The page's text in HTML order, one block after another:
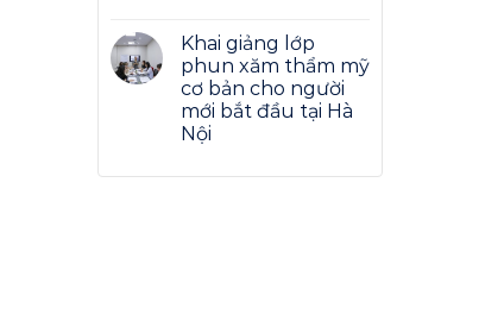
Khai giảng lớp
phun xăm thẩm mỹ
cơ bản cho người
mới bắt đầu tại Hà
Nội